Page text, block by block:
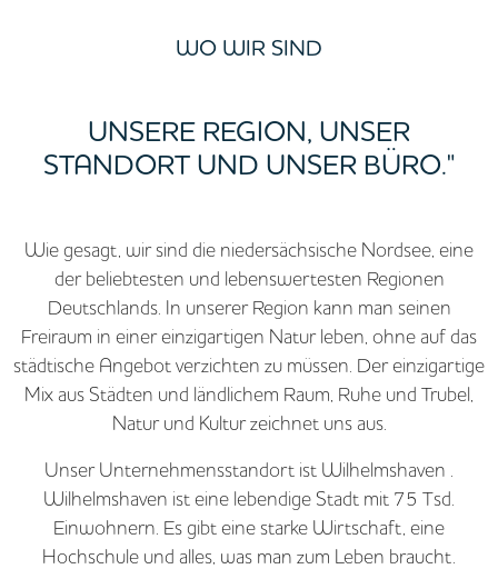
WO WIR SIND
UNSERE REGION, UNSER
STANDORT UND UNSER BÜRO."
Wie gesagt, wir sind die niedersächsische Nordsee, eine
der beliebtesten und lebenswertesten Regionen
Deutschlands. In unserer Region kann man seinen
Freiraum in einer einzigartigen Natur leben, ohne auf das
städtische Angebot verzichten zu müssen. Der einzigartige
Mix aus Städten und ländlichem Raum, Ruhe und Trubel,
Natur und Kultur zeichnet uns aus.
Unser Unternehmensstandort ist Wilhelmshaven .
Wilhelmshaven ist eine lebendige Stadt mit 75 Tsd.
Einwohnern. Es gibt eine starke Wirtschaft, eine
Hochschule und alles, was man zum Leben braucht.